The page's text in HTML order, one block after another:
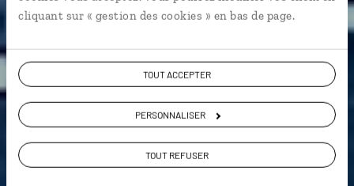
cliquant sur « gestion des cookies » en bas de page.
TOUT ACCEPTER
PERSONNALISER
TOUT REFUSER
(116 avis sur la Namibie)
VOIR NOS 13 IDÉES DE VOYAGE EN NAMIBIE